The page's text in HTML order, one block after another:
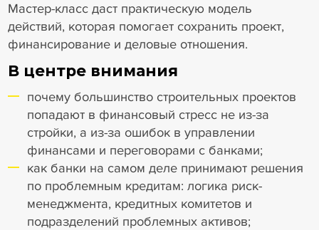
Мастер-класс даст практическую модель
действий, которая помогает сохранить проект,
финансирование и деловые отношения.
В центре внимания
почему большинство строительных проектов
попадают в финансовый стресс не из-за
стройки, а из-за ошибок в управлении
финансами и переговорами с банками;
как банки на самом деле принимают решения
по проблемным кредитам: логика риск-
менеджмента, кредитных комитетов и
подразделений проблемных активов;